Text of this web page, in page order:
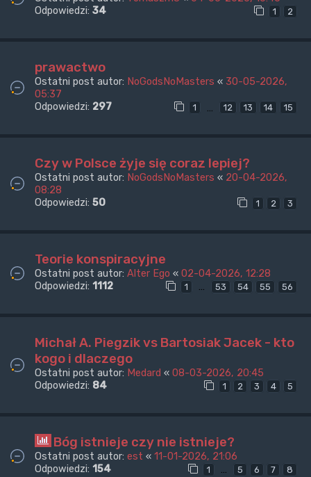
Odpowiedzi: 34 1 2
prawactwo
Ostatni post autor: NoGodsNoMasters « 30-05-2026,
05:37
Odpowiedzi: 297 1 12 13 14 15
Czy w Polsce żyje się coraz lepiej?
Ostatni post autor: NoGodsNoMasters « 20-04-2026,
08:28
Odpowiedzi: 50 1 2 3
Teorie konspiracyjne
Ostatni post autor: Alter Ego « 02-04-2026, 12:28
Odpowiedzi: 1112 1 … 53 54 55 56
Michał A. Piegzik vs Bartosiak Jacek - kto
kogo i dlaczego
Ostatni post autor: Medard « 08-03-2026, 20:45
Odpowiedzi: 84 1 2 3 4 5
Bóg istnieje czy nie istnieje?
Ostatni post autor: est « 11-01-2026, 21:06
Odpowiedzi: 154 1 … 5 6 7 8